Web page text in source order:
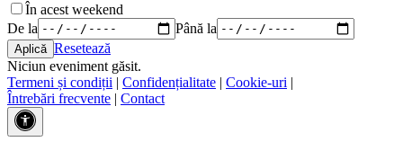
În acest weekend
De la
Până la
Resetează
Niciun eveniment găsit.
Termeni și condiții | Confidențialitate | Cookie-uri |
Întrebări frecvente | Contact